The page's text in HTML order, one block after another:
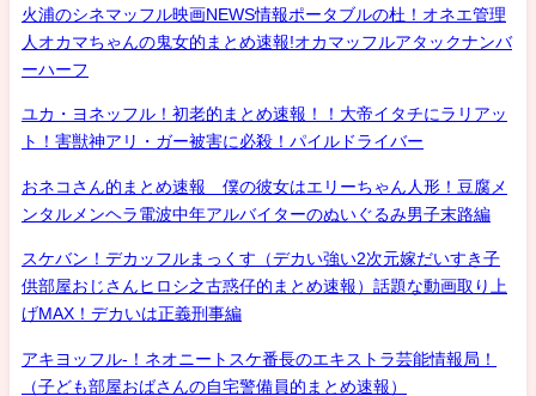
火浦のシネマッフル映画NEWS情報ポータブルの杜！オネエ管理
人オカマちゃんの鬼女的まとめ速報!オカマッフルアタックナンバ
ーハーフ
ユカ・ヨネッフル！初老的まとめ速報！！大帝イタチにラリアッ
ト！害獣神アリ・ガー被害に必殺！パイルドライバー
おネコさん的まとめ速報 僕の彼女はエリーちゃん人形！豆腐メ
ンタルメンヘラ電波中年アルバイターのぬいぐるみ男子末路編
スケバン！デカッフルまっくす（デカい強い2次元嫁だいすき子
供部屋おじさんヒロシ之古惑仔的まとめ速報）話題な動画取り上
げMAX！デカいは正義刑事編
アキヨッフル-！ネオニートスケ番長のエキストラ芸能情報局！
（子ども部屋おばさんの自宅警備員的まとめ速報）